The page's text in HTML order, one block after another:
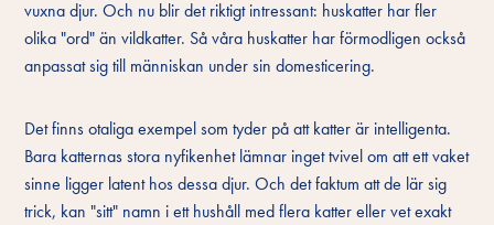
vuxna djur. Och nu blir det riktigt intressant: huskatter har fler
olika "ord" än vildkatter. Så våra huskatter har förmodligen också
anpassat sig till människan under sin domesticering.
Det finns otaliga exempel som tyder på att katter är intelligenta.
Bara katternas stora nyfikenhet lämnar inget tvivel om att ett vaket
sinne ligger latent hos dessa djur. Och det faktum att de lär sig
trick, kan "sitt" namn i ett hushåll med flera katter eller vet exakt